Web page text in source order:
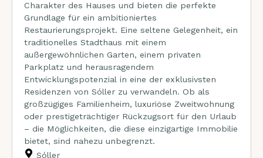
Charakter des Hauses und bieten die perfekte
Grundlage für ein ambitioniertes
Restaurierungsprojekt. Eine seltene Gelegenheit, ein
traditionelles Stadthaus mit einem
außergewöhnlichen Garten, einem privaten
Parkplatz und herausragendem
Entwicklungspotenzial in eine der exklusivsten
Residenzen von Sóller zu verwandeln. Ob als
großzügiges Familienheim, luxuriöse Zweitwohnung
oder prestigeträchtiger Rückzugsort für den Urlaub
– die Möglichkeiten, die diese einzigartige Immobilie
bietet, sind nahezu unbegrenzt.
Sóller